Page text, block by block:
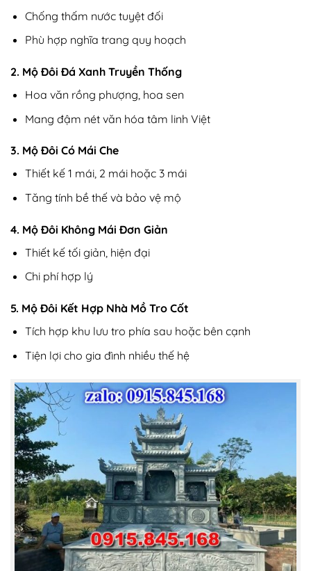
Chống thấm nước tuyệt đối
Phù hợp nghĩa trang quy hoạch
2. Mộ Đôi Đá Xanh Truyền Thống
Hoa văn rồng phượng, hoa sen
Mang đậm nét văn hóa tâm linh Việt
3. Mộ Đôi Có Mái Che
Thiết kế 1 mái, 2 mái hoặc 3 mái
Tăng tính bề thế và bảo vệ mộ
4. Mộ Đôi Không Mái Đơn Giản
Thiết kế tối giản, hiện đại
Chi phí hợp lý
5. Mộ Đôi Kết Hợp Nhà Mồ Tro Cốt
Tích hợp khu lưu tro phía sau hoặc bên cạnh
Tiện lợi cho gia đình nhiều thế hệ